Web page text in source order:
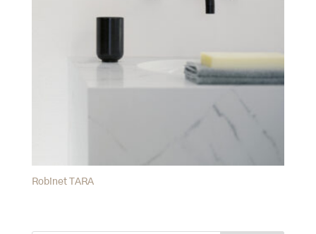
Robinet TARA